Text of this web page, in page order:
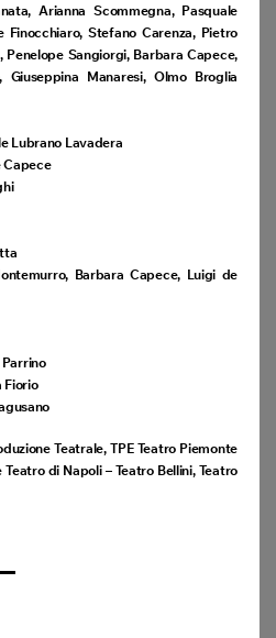
Arianna Scommegna, Pasquale
Finocchiaro, Stefano Carenza, Pietro
Penelope Sangiorgi, Barbara Capece,
Manaresi, Olmo Broglia
Lubrano Lavadera
Barbara Capece, Luigi de
Fiorio
Teatrale, TPE Teatro Piemonte
di Napoli – Teatro Bellini, Teatro